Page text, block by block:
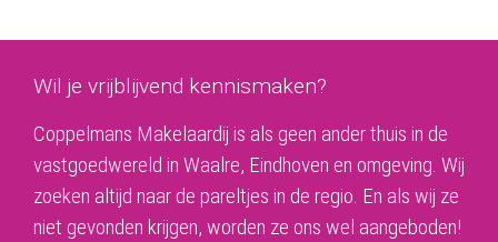
Wil je vrijblijvend kennismaken?
Coppelmans Makelaardij is als geen ander thuis in de
vastgoedwereld in Waalre, Eindhoven en omgeving. Wij
zoeken altijd naar de pareltjes in de regio. En als wij ze
niet gevonden krijgen, worden ze ons wel aangeboden!